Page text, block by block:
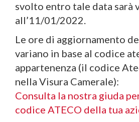
svolto entro tale data sarà
all’11/01/2022.
Le ore di aggiornamento
variano in base al codice
appartenenza (il codice
nella Visura Camerale):
Consulta la nostra giuda
codice ATECO della tua